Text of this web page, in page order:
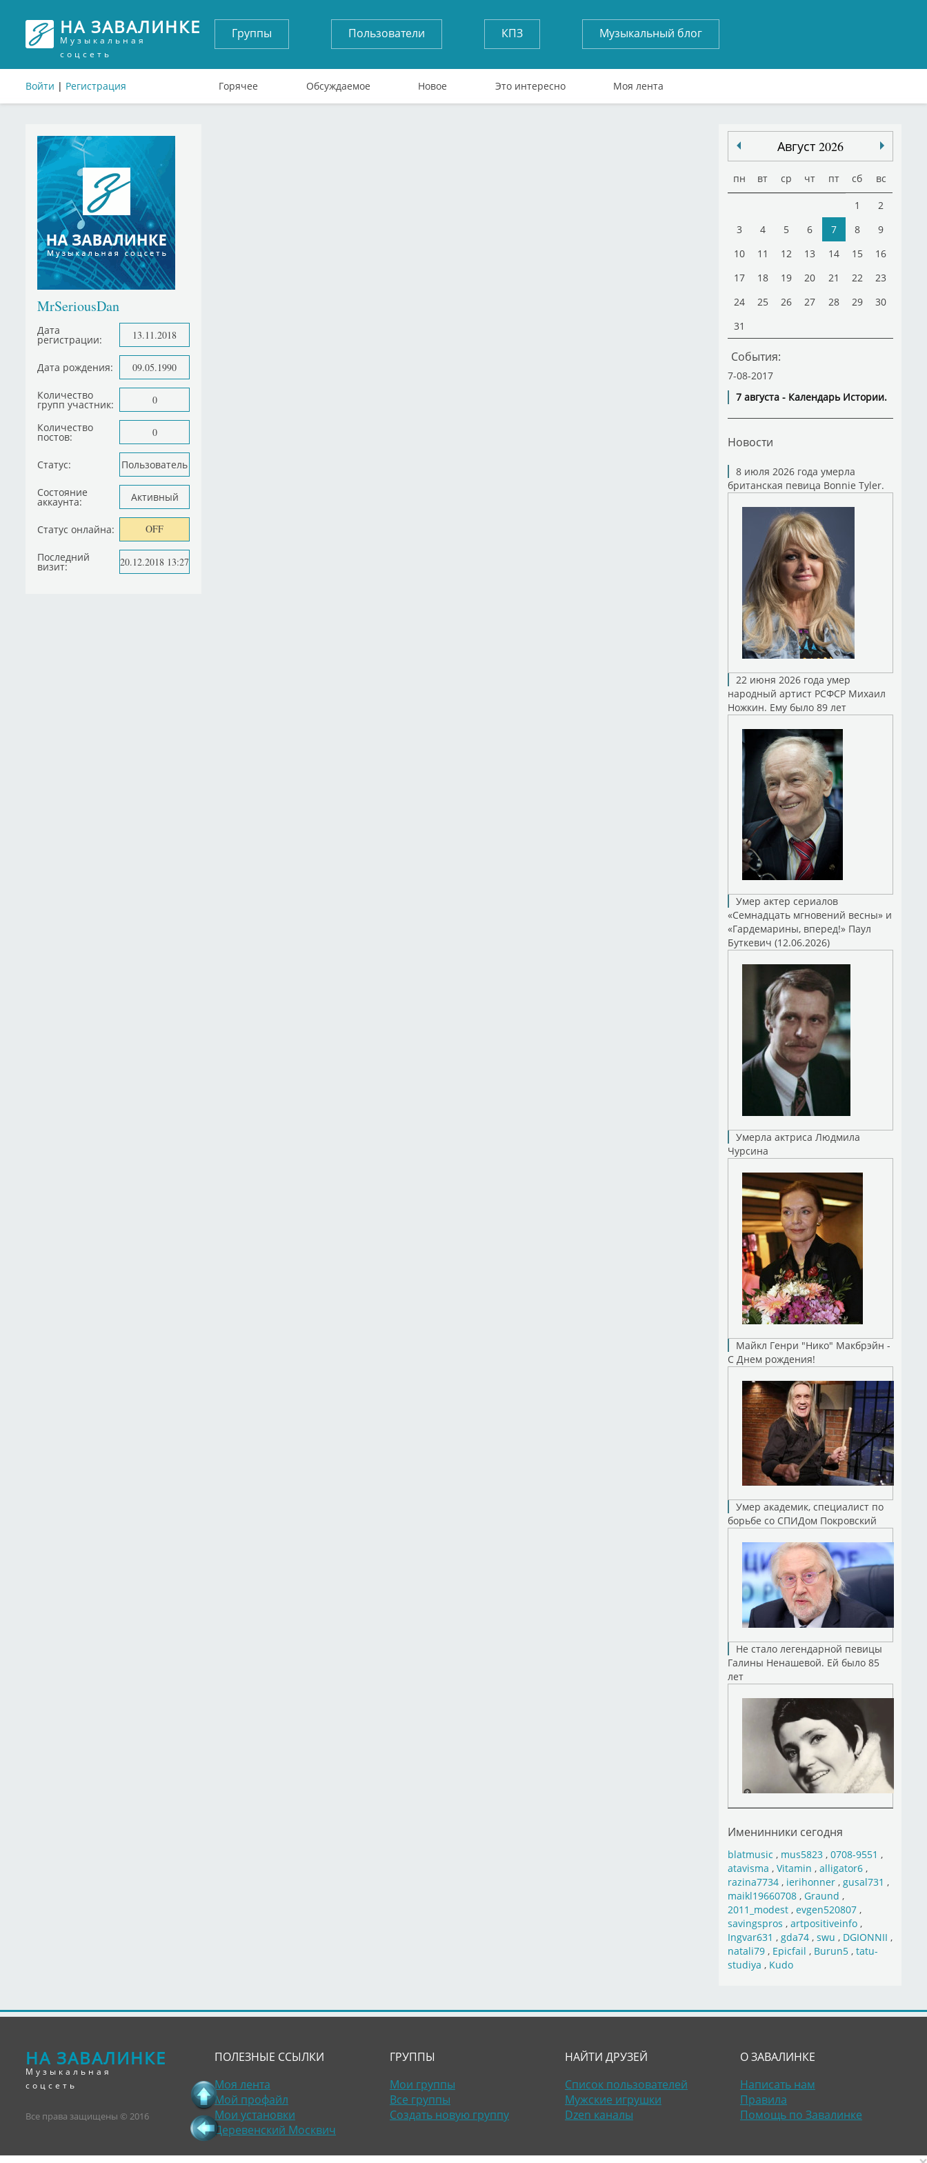
НА ЗАВАЛИНКЕ
Музыкальная
соцсеть
Войти | Регистрация
Группы Пользователи КПЗ Музыкальный блог
Горячее Обсуждаемое Новое Это интересно Моя лента
MrSeriousDan
Дата
регистрации: 13.11.2018
Дата рождения: 09.05.1990
Количество
групп участник: 0
Количество
постов: 0
Статус: Пользователь
Состояние
аккаунта: Активный
Статус онлайна: OFF
Последний
визит: 20.12.2018 13:27
Август 2026
пн вт ср чт пт сб вс
1
2
3
4 5 6 7 8
9
10
11 12 13 14 15
16
17
18 19 20 21 22
23
24
25 26 27 28 29
30
31
События:
7-08-2017
7 августа - Календарь Истории.
Новости
8 июля 2026 года умерла
британская певица Bonnie Tyler.
22 июня 2026 года умер
народный артист РСФСР Михаил
Ножкин. Ему было 89 лет
Умер актер сериалов
«Семнадцать мгновений весны» и
«Гардемарины, вперед!» Паул
Буткевич (12.06.2026)
Умерла актриса Людмила
Чурсина
Майкл Генри "Нико" Макбрэйн -
С Днем рождения!
Умер академик, специалист по
борьбе со СПИДом Покровский
Не стало легендарной певицы
Галины Ненашевой. Ей было 85
лет
Именинники сегодня
blatmusic , mus5823, 0708-9551 ,
atavisma , Vitamin , alligator6,
razina7734, ierihonner, gusal731 ,
maikl19660708, Graund ,
2011_modest, evgen520807,
savingspros , artpositiveinfo,
Ingvar631 , gda74, swu , DGIONNII ,
natali79, Epicfail , Burun5, tatu-
studiya , Kudo
НА ЗАВАЛИНКЕ
Музыкальная
соцсеть
Все права защищены © 2016
ПОЛЕЗНЫЕ ССЫЛКИ
Моя лента
Мой профайл
Мои установки
Деревенский Москвич
ГРУППЫ
Мои группы
Все группы
Создать новую группу
НАЙТИ ДРУЗЕЙ
Список пользователей
Мужские игрушки
Dzen каналы
О ЗАВАЛИНКЕ
Написать нам
Правила
Помощь по Завалинке